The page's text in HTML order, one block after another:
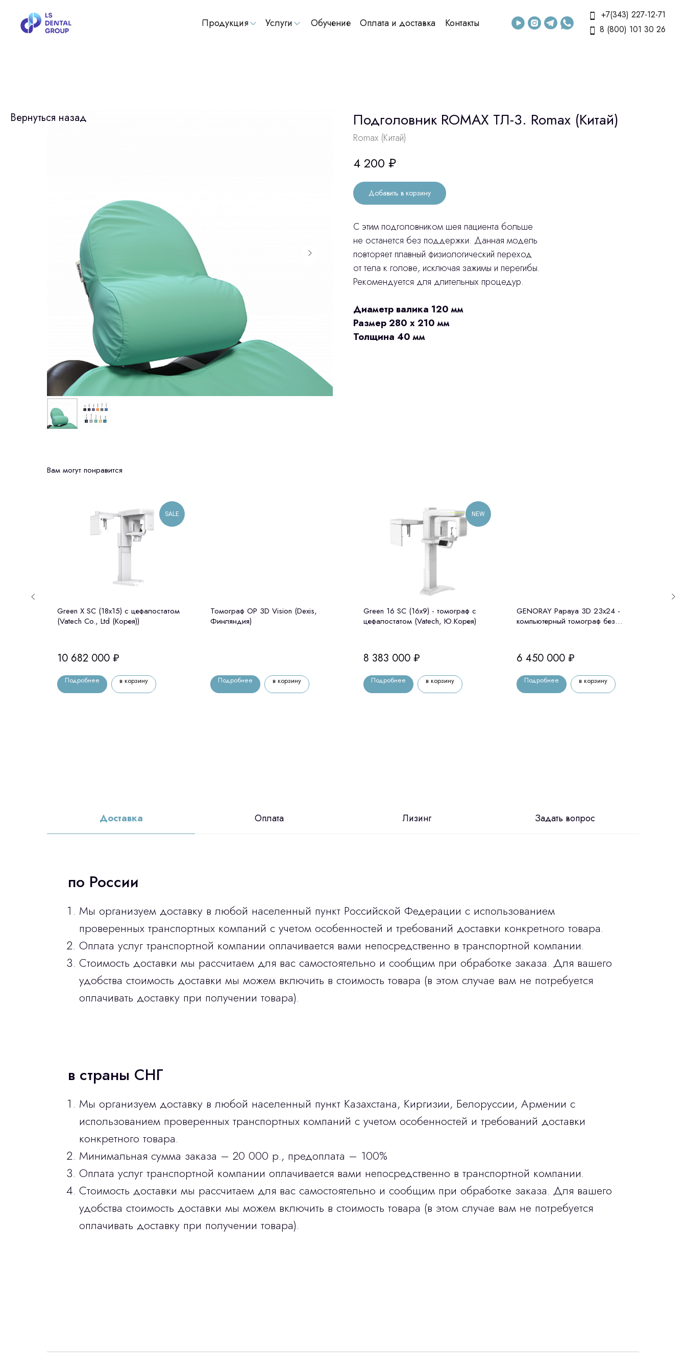
Обучение
Продукция Услуги Оплата и доставка Контакты
+7(343) 227-12-71
8 (800) 101 30 26
Вернуться назад Подголовник ROMAX ТЛ-3. Romax (Китай)
Romax (Китай)
4 200 ₽
Добавить в корзину
С этим подголовником шея пациента больше
не останется без поддержки. Данная модель
повторяет плавный физиологический переход
от тела к голове, исключая зажимы и перегибы.
Рекомендуется для длительных процедур.
Диаметр валика 120 мм
Размер 280 х 210 мм
Толщина 40 мм
Вам могут понравится
SALE
Green X SC (18x15) c цефалостатом
(Vatech Co., Ltd (Корея))
10 682 000 ₽
Подробнее в корзину
Томограф OP 3D Vision (Dexis,
Финляндия)
Подробнее в корзину
NEW
Green 16 SC (16x9) - томограф c
цефалостатом (Vatech, Ю.Корея)
8 383 000 ₽
Подробнее в корзину
GENORAY Papaya 3D 23x24 -
компьютерный томограф без
6 450 000 ₽
Подробнее в корзину
Доставка Оплата Лизинг Задать вопрос
по России
Мы организуем доставку в любой населенный пункт Российской Федерации с использованием
проверенных транспортных компаний с учетом особенностей и требований доставки конкретного товара.
Оплата услуг транспортной компании оплачивается вами непосредственно в транспортной компании.
Стоимость доставки мы рассчитаем для вас самостоятельно и сообщим при обработке заказа. Для вашего
удобства стоимость доставки мы можем включить в стоимость товара (в этом случае вам не потребуется
оплачивать доставку при получении товара).
в страны СНГ
Мы организуем доставку в любой населенный пункт Казахстана, Киргизии, Белоруссии, Армении с
использованием проверенных транспортных компаний с учетом особенностей и требований доставки
конкретного товара.
Минимальная сумма заказа – 20 000 р., предоплата – 100%
Оплата услуг транспортной компании оплачивается вами непосредственно в транспортной компании.
Стоимость доставки мы рассчитаем для вас самостоятельно и сообщим при обработке заказа. Для вашего
удобства стоимость доставки мы можем включить в стоимость товара (в этом случае вам не потребуется
оплачивать доставку при получении товара).
Остались вопросы
Интересует лизинг?